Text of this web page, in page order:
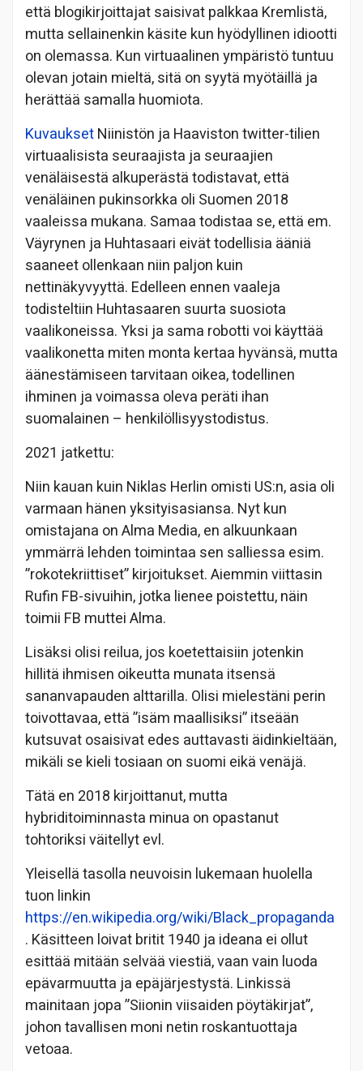
että blogikirjoittajat saisivat palkkaa Kremlistä,
mutta sellainenkin käsite kun hyödyllinen idiootti
on olemassa. Kun virtuaalinen ympäristö tuntuu
olevan jotain mieltä, sitä on syytä myötäillä ja
herättää samalla huomiota.
KuvauksetNiinistön ja Haaviston twitter-tilien
virtuaalisista seuraajista ja seuraajien
venäläisestä alkuperästä todistavat, että
venäläinen pukinsorkka oli Suomen 2018
vaaleissa mukana. Samaa todistaa se, että em.
Väyrynen ja Huhtasaari eivät todellisia ääniä
saaneet ollenkaan niin paljon kuin
nettinäkyvyyttä. Edelleen ennen vaaleja
todisteltiin Huhtasaaren suurta suosiota
vaalikoneissa. Yksi ja sama robotti voi käyttää
vaalikonetta miten monta kertaa hyvänsä, mutta
äänestämiseen tarvitaan oikea, todellinen
ihminen ja voimassa oleva peräti ihan
suomalainen – henkilöllisyystodistus.
2021 jatkettu:
Niin kauan kuin Niklas Herlin omisti US:n, asia oli
varmaan hänen yksityisasiansa. Nyt kun
omistajana on Alma Media, en alkuunkaan
ymmärrä lehden toimintaa sen salliessa esim.
”rokotekriittiset” kirjoitukset. Aiemmin viittasin
Rufin FB-sivuihin, jotka lienee poistettu, näin
toimii FB muttei Alma.
Lisäksi olisi reilua, jos koetettaisiin jotenkin
hillitä ihmisen oikeutta munata itsensä
sananvapauden alttarilla. Olisi mielestäni perin
toivottavaa, että ”isäm maallisiksi” itseään
kutsuvat osaisivat edes auttavasti äidinkieltään,
mikäli se kieli tosiaan on suomi eikä venäjä.
Tätä en 2018 kirjoittanut, mutta
hybriditoiminnasta minua on opastanut
tohtoriksi väitellyt evl.
Yleisellä tasolla neuvoisin lukemaan huolella
tuon linkin
https://en.wikipedia.org/wiki/Black_propaganda
. Käsitteen loivat britit 1940 ja ideana ei ollut
esittää mitään selvää viestiä, vaan vain luoda
epävarmuutta ja epäjärjestystä. Linkissä
mainitaan jopa ”Siionin viisaiden pöytäkirjat”,
johon tavallisen moni netin roskantuottaja
vetoaa.